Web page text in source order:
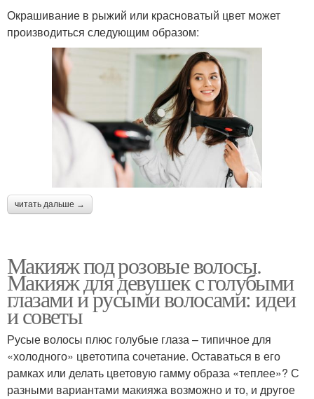
Окрашивание в рыжий или красноватый цвет может
производиться следующим образом:
читать дальше →
Макияж под розовые волосы.
Макияж для девушек с голубыми
глазами и русыми волосами: идеи
и советы
Русые волосы плюс голубые глаза – типичное для
«холодного» цветотипа сочетание. Оставаться в его
рамках или делать цветовую гамму образа «теплее»? С
разными вариантами макияжа возможно и то, и другое